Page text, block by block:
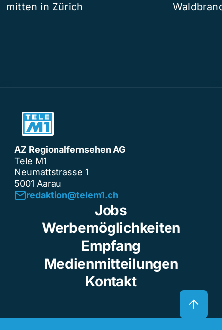
mitten in Zürich
AZ Regionalfernsehen AG
Tele M1
Neumattstrasse 1
5001 Aarau
redaktion@telem1.ch
Jobs
Werbemöglichkeiten
Empfang
Medienmitteilungen
Kontakt